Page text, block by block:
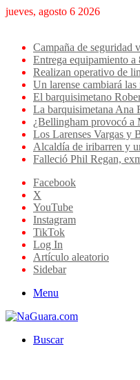
jueves, agosto 6 2026
Campaña de seguridad
Entrega equipamiento a
Realizan operativo de
Un larense cambiará
El barquisimetano
La barquisimetana Ana
¿Bellingham provocó a
Los Larenses Vargas y
Alcaldía de iribarren y
Falleció Phil Regan,
Facebook
X
YouTube
Instagram
TikTok
Log In
Artículo aleatorio
Sidebar
Menu
Buscar